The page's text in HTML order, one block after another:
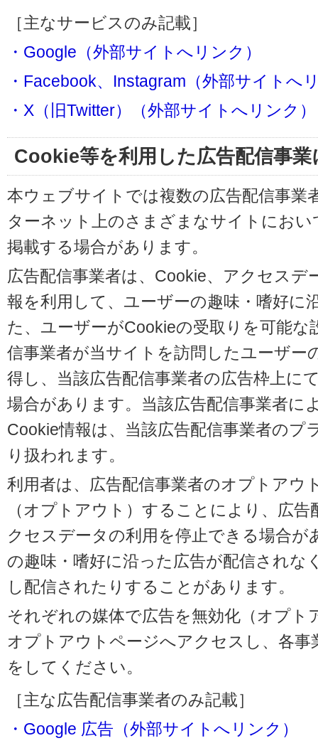
［主なサービスのみ記載］
・Google（外部サイトへリンク）
・Facebook、Instagram（外部サイトへ
・X（旧Twitter）（外部サイトへリンク）
Cookie等を利用した広告配信事
本ウェブサイトでは複数の広告配信事業
ターネット上のさまざまなサイトにお
掲載する場合があります。
広告配信事業者は、Cookie、アクセスデ
報を利用して、ユーザーの趣味・嗜好に
た、ユーザーがCookieの受取りを可能
信事業者が当サイトを訪問したユーザー
得し、当該広告配信事業者の広告枠上に
場合があります。当該広告配信事業者に
Cookie情報は、当該広告配信事業者のプ
り扱われます。
利用者は、広告配信事業者のオプトアウ
（オプトアウト）することにより、広
クセスデータの利用を停止できる場合が
の趣味・嗜好に沿った広告が配信されな
し配信されたりすることがあります。
それぞれの媒体で広告を無効化（オプト
オプトアウトページへアクセスし、各
をしてください。
［主な広告配信事業者のみ記載］
・Google 広告（外部サイトへリンク）